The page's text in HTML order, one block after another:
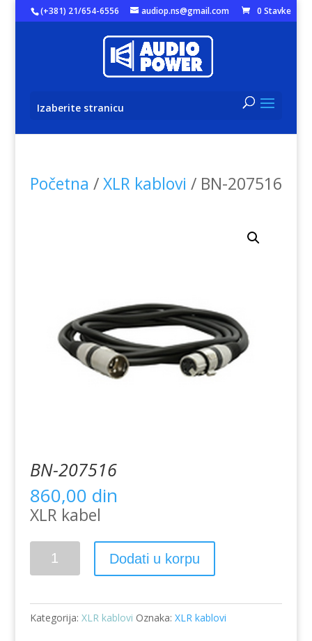
(+381) 21/654-6556 audiop.ns@gmail.com 0 Stavke
Izaberite stranicu
Početna /XLR kablovi / BN-207516
BN-207516
860,00 din
XLR kabel
BN-
207516
Dodati u korpu
Kategorija: XLR kablovi Oznaka: XLR kablovi